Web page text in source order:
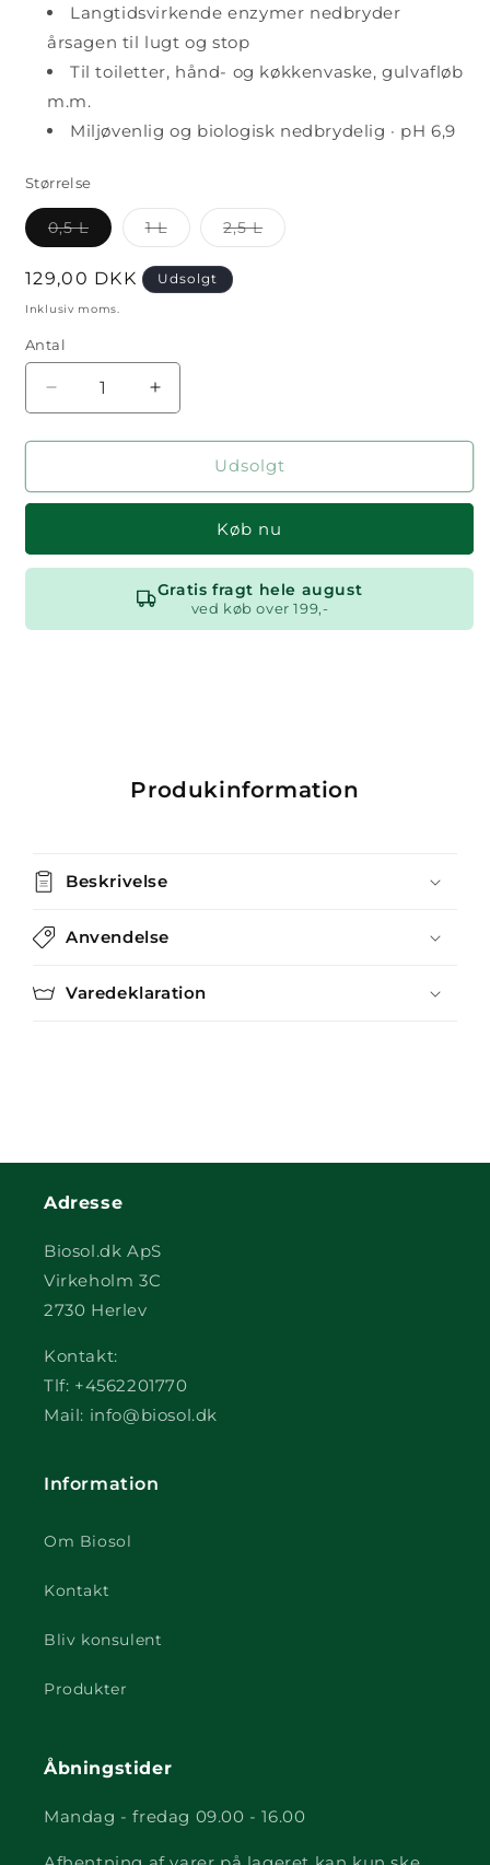
Langtidsvirkende enzymer nedbryder
årsagen til lugt og stop
Til toiletter, hånd- og køkkenvaske, gulvafløb
m.m.
Miljøvenlig og biologisk nedbrydelig · pH 6,9
Størrelse
0,5 LVarianten
er
eller
utilgængelig
1 LVarianten
er
eller
utilgængelig
2,5 LVarianten
er
Normalpris
129,00 DKK Udsolgt
Inklusiv moms.
Antal
Antal
Reducer
antallet
for
Afløbsrens
Øg
antallet
for
Afløbsrens
Udsolgt
Køb nu
Gratis fragt hele august
ved køb over 199,-
Produkinformation
Beskrivelse
Anvendelse
Varedeklaration
Adresse
Biosol.dk ApS
Virkeholm 3C
2730 Herlev
Kontakt:
Tlf: +4562201770
Mail: info@biosol.dk
Information
Om Biosol
Kontakt
Bliv konsulent
Produkter
Åbningstider
Mandag - fredag 09.00 - 16.00